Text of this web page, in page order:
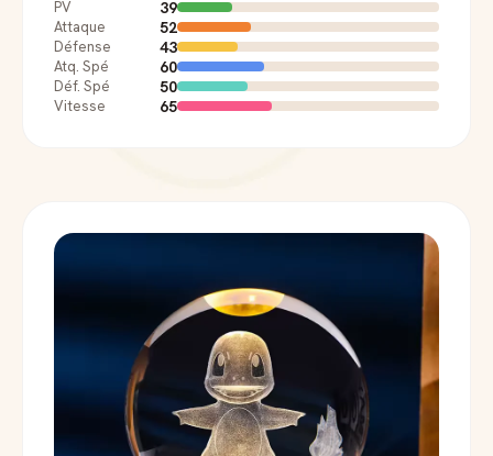
PV
39
Attaque 52
Défense 43
Atq. Spé 60
Déf. Spé 50
Vitesse 65